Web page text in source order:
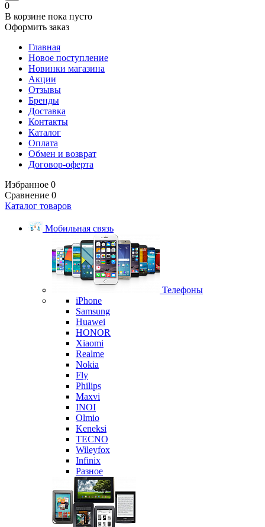
0
В корзине пока пусто
Оформить заказ
Главная
Новое поступление
Новинки магазина
Акции
Отзывы
Бренды
Доставка
Контакты
Каталог
Оплата
Обмен и возврат
Договор-оферта
Избранное 0
Сравнение 0
Каталог товаров
Мобильная связь
Телефоны
iPhone
Samsung
Huawei
HONOR
Xiaomi
Realme
Nokia
Fly
Philips
Maxvi
INOI
Olmio
Keneksi
TECNO
Wileyfox
Infinix
Разное